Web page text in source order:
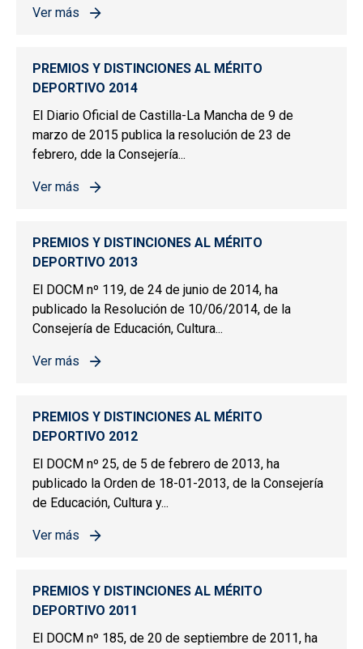
Ver más
sobre PREMIOS Y DISTINCIONES AL MÉRITO
PREMIOS Y DISTINCIONES AL MÉRITO
DEPORTIVO 2014
El Diario Oficial de Castilla-La Mancha de 9 de
marzo de 2015 publica la resolución de 23 de
febrero, dde la Consejería...
Ver más
sobre PREMIOS Y DISTINCIONES AL MÉRITO
PREMIOS Y DISTINCIONES AL MÉRITO
DEPORTIVO 2013
El DOCM nº 119, de 24 de junio de 2014, ha
publicado la Resolución de 10/06/2014, de la
Consejería de Educación, Cultura...
Ver más
sobre PREMIOS Y DISTINCIONES AL MÉRITO
PREMIOS Y DISTINCIONES AL MÉRITO
DEPORTIVO 2012
El DOCM nº 25, de 5 de febrero de 2013, ha
publicado la Orden de 18-01-2013, de la Consejería
de Educación, Cultura y...
Ver más
sobre PREMIOS Y DISTINCIONES AL MÉRITO
PREMIOS Y DISTINCIONES AL MÉRITO
DEPORTIVO 2011
El DOCM nº 185, de 20 de septiembre de 2011, ha